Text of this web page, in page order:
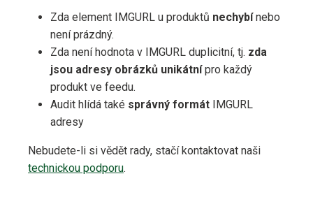
Zda element IMGURL u produktů nechybínebo
není prázdný.
Zda není hodnota v IMGURL duplicitní, tj. zda
jsou adresy obrázků unikátnípro každý
produkt ve feedu.
Audit hlídá také správný formát IMGURL
adresy
Nebudete-li si vědět rady, stačí kontaktovat naši
technickou podporu.